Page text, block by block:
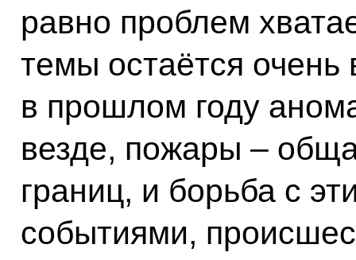
равно проблем
темы остаётся
в прошлом году
везде, пожары –
границ, и борьба с
событиями,